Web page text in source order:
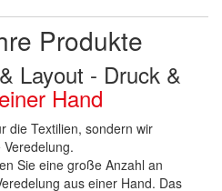
Produkte
Layout - Druck &
Hand
die Textilien, sondern wir
Sie eine große Anzahl an
aus einer Hand. Das